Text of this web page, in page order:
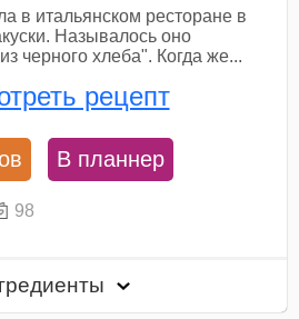
в итальянском ресторане в
Называлось оно
черного хлеба". Когда же...
рецепт
В планнер
98